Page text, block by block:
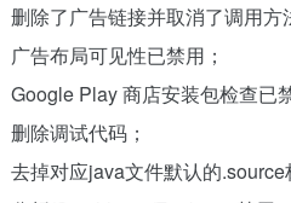
删除了广告链接并取消了调用方
广告布局可见性已禁用；
Google Play 商店安装包检查已
删除调试代码；
去掉对应java文件默认的.source